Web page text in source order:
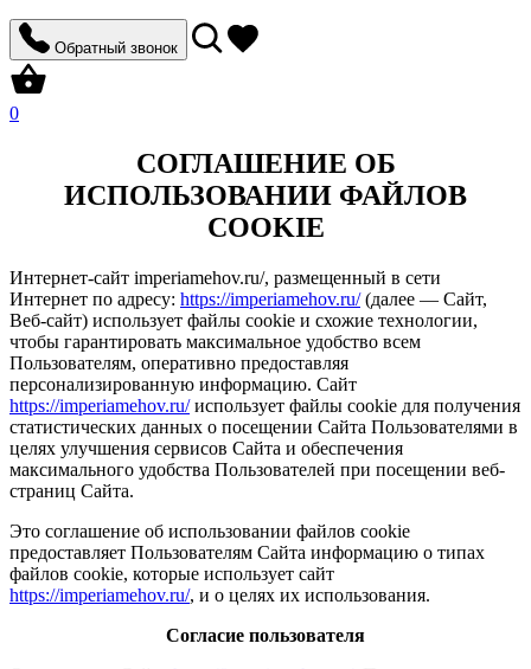
Обратный звонок
0
СОГЛАШЕНИЕ ОБ
ИСПОЛЬЗОВАНИИ ФАЙЛОВ
COOKIE
Интернет-сайт imperiamehov.ru/, размещенный в сети
Интернет по адресу: https://imperiamehov.ru/(далее — Сайт,
Веб-сайт) использует файлы cookie и схожие технологии,
чтобы гарантировать максимальное удобство всем
Пользователям, оперативно предоставляя
персонализированную информацию. Сайт
https://imperiamehov.ru/использует файлы cookie для получения
статистических данных о посещении Сайта Пользователями в
целях улучшения сервисов Сайта и обеспечения
максимального удобства Пользователей при посещении веб-
страниц Сайта.
Это соглашение об использовании файлов cookie
предоставляет Пользователям Сайта информацию о типах
файлов cookie, которые использует сайт
https://imperiamehov.ru/, и о целях их использования.
Согласие пользователя